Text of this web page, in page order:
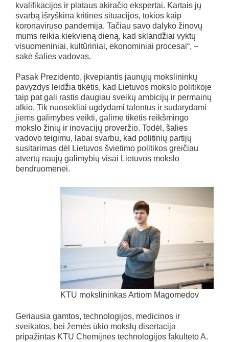
kvalifikacijos ir plataus akiračio ekspertai. Kartais jų
svarbą išryškina kritinės situacijos, tokios kaip
koronaviruso pandemija. Tačiau savo dalyko žinovų
mums reikia kiekvieną dieną, kad sklandžiai vyktų
visuomeniniai, kultūriniai, ekonominiai procesai“, –
sakė šalies vadovas.
Pasak Prezidento, įkvepiantis jaunųjų mokslininkų
pavyzdys leidžia tikėtis, kad Lietuvos mokslo politikoje
taip pat gali rastis daugiau sveikų ambicijų ir permainų
alkio. Tik nuosekliai ugdydami talentus ir sudarydami
jiems galimybes veikti, galime tikėtis reikšmingo
mokslo žinių ir inovacijų proveržio. Todėl, šalies
vadovo teigimu, labai svarbu, kad politinių partijų
susitarimas dėl Lietuvos švietimo politikos greičiau
atvertų naujų galimybių visai Lietuvos mokslo
bendruomenei.
KTU mokslininkas Artiom Magomedov
Geriausia gamtos, technologijos, medicinos ir
sveikatos, bei žemės ūkio mokslų disertacija
pripažintas KTU Chemijnės technologijos fakulteto A.